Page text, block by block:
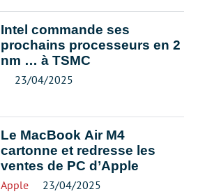
Intel commande ses
prochains processeurs en 2
nm … à TSMC
23/04/2025
Le MacBook Air M4
cartonne et redresse les
ventes de PC d’Apple
Apple 23/04/2025